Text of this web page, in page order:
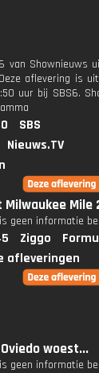
van Shownieuws
aflevering is
uur bij SBS6.
SBS
Nieuws.TV
Milwaukee Mile
geen informatie
Ziggo
afleveringen
woest...
geen informatie